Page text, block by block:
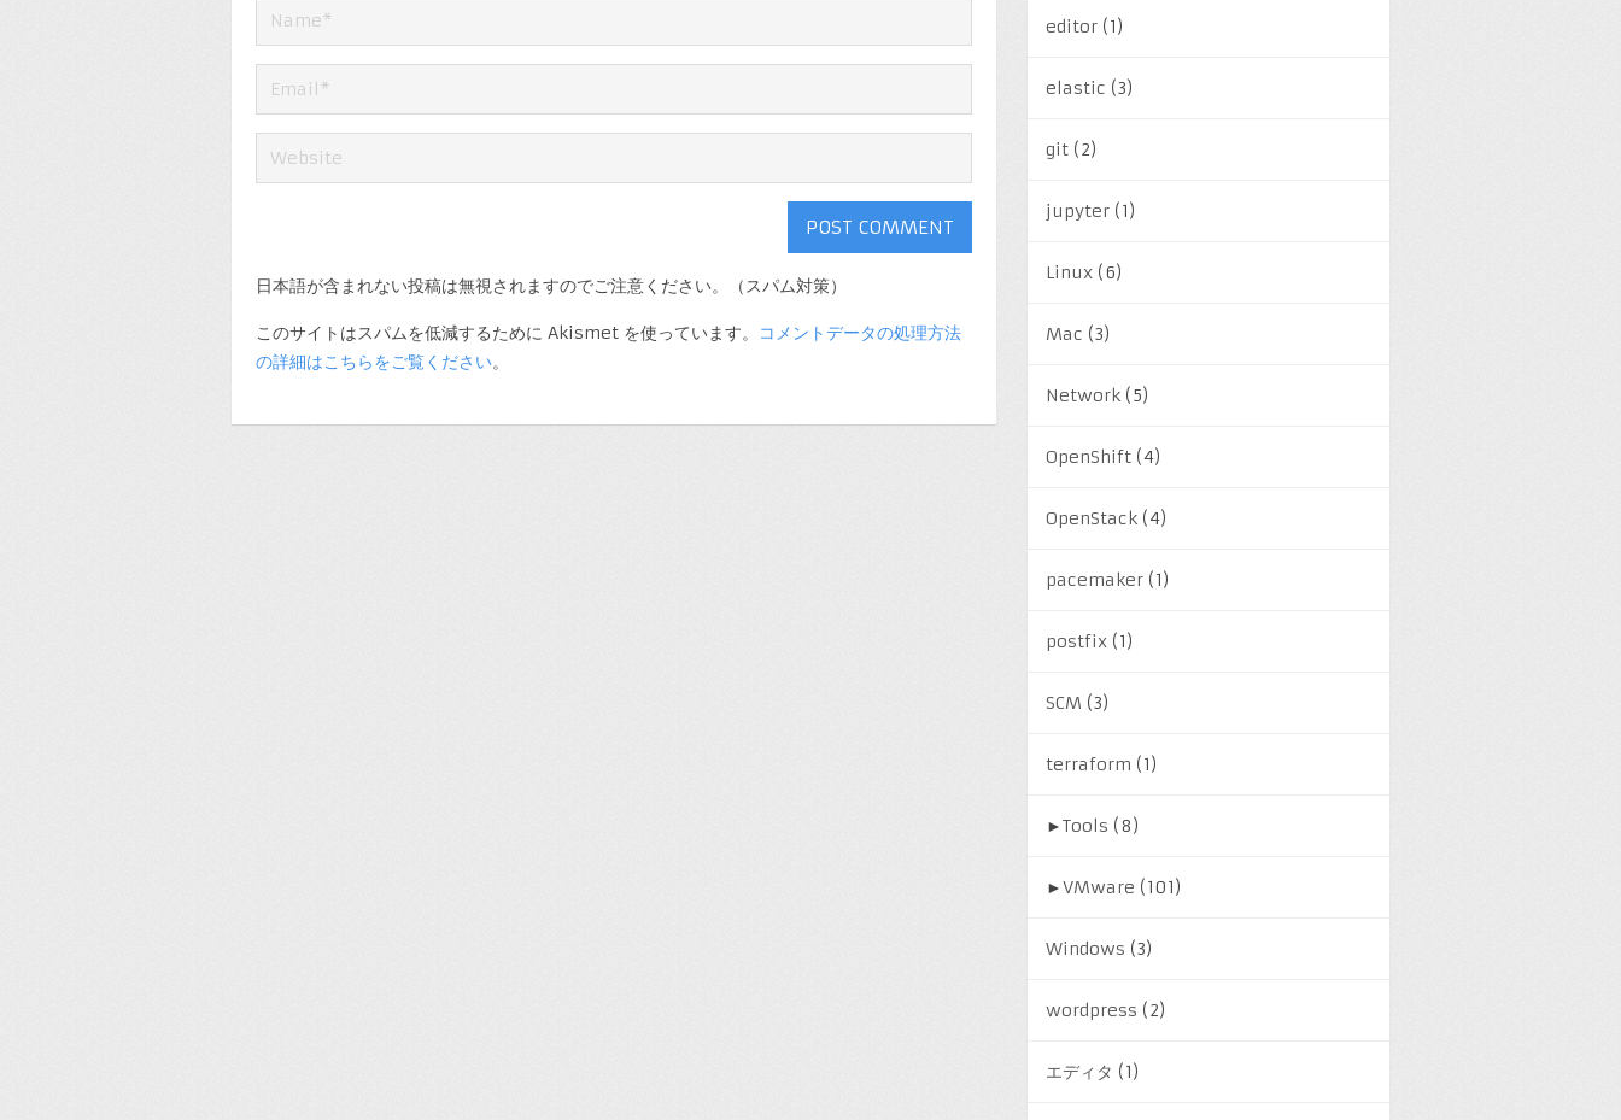
日本語が含まれない投稿は無視されますのでご注意ください。（スパム対策）
このサイトはスパムを低減するために Akismet を使っています。
コメントデータの処理方法
の詳細はこちらをご覧ください。
editor (1)
elastic (3)
git (2)
jupyter (1)
Linux (6)
Mac (3)
Network (5)
OpenShift (4)
OpenStack (4)
pacemaker (1)
postfix (1)
SCM (3)
terraform (1)
►Tools (8)
►VMware (101)
Windows (3)
wordpress (2)
エディタ (1)